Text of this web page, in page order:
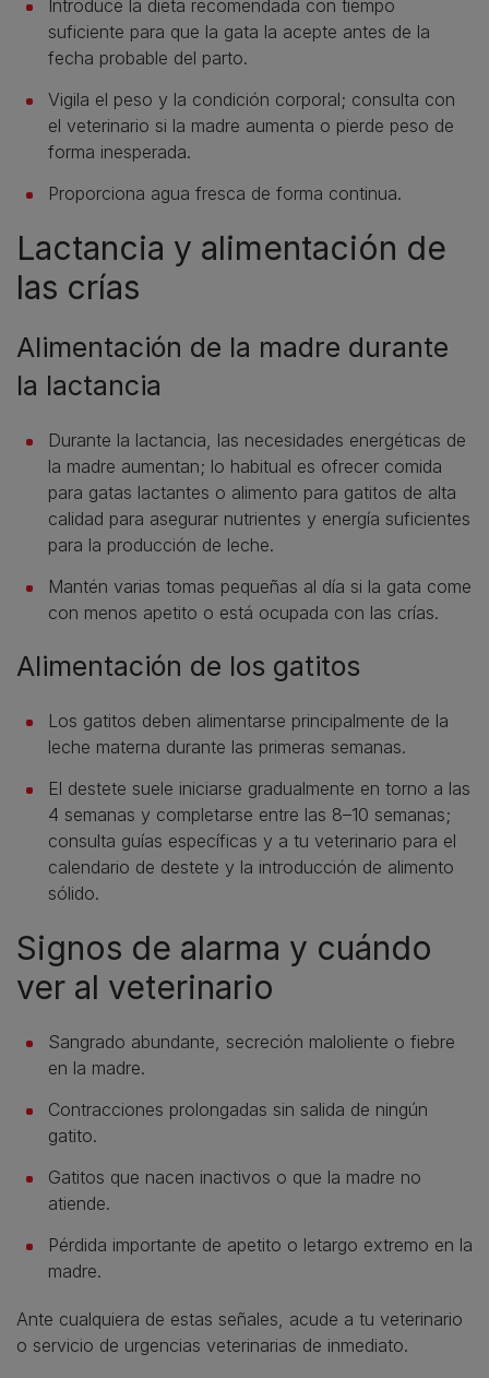
Introduce la dieta recomendada con tiempo
suficiente para que la gata la acepte antes de la
fecha probable del parto.
Vigila el peso y la condición corporal; consulta con
el veterinario si la madre aumenta o pierde peso de
forma inesperada.
Proporciona agua fresca de forma continua.
Lactancia y alimentación de
las crías
Alimentación de la madre durante
la lactancia
Durante la lactancia, las necesidades energéticas de
la madre aumentan; lo habitual es ofrecer comida
para gatas lactantes o alimento para gatitos de alta
calidad para asegurar nutrientes y energía suficientes
para la producción de leche.
Mantén varias tomas pequeñas al día si la gata come
con menos apetito o está ocupada con las crías.
Alimentación de los gatitos
Los gatitos deben alimentarse principalmente de la
leche materna durante las primeras semanas.
El destete suele iniciarse gradualmente en torno a las
4 semanas y completarse entre las 8–10 semanas;
consulta guías específicas y a tu veterinario para el
calendario de destete y la introducción de alimento
sólido.
Signos de alarma y cuándo
ver al veterinario
Sangrado abundante, secreción maloliente o fiebre
en la madre.
Contracciones prolongadas sin salida de ningún
gatito.
Gatitos que nacen inactivos o que la madre no
atiende.
Pérdida importante de apetito o letargo extremo en la
madre.
Ante cualquiera de estas señales, acude a tu veterinario
o servicio de urgencias veterinarias de inmediato.